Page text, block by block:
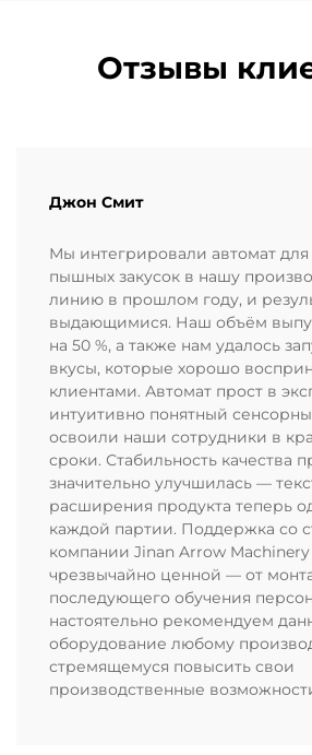
Отзывы
Джон Смит
Мы интегрировали автомат для
пышных закусок в нашу
линию в прошлом году, и
выдающимися. Наш объём
на 50 %, а также нам удалось
вкусы, которые хорошо
клиентами. Автомат прост в
интуитивно понятный
освоили наши сотрудники в
сроки. Стабильность качества
значительно улучшилась —
расширения продукта теперь
каждой партии. Поддержка со
компании Jinan Arrow
чрезвычайно ценной — от
последующего обучения
настоятельно рекомендуем
оборудование любому
стремящемуся повысить свои
производственные